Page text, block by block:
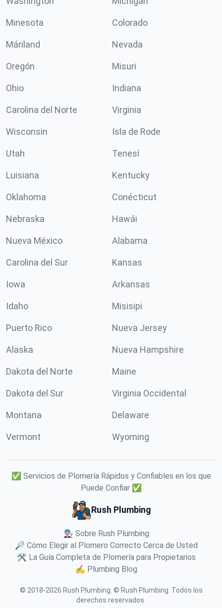
Minesota Colorado
Máriland Nevada
Oregón Misuri
Ohio Indiana
Carolina del Norte Virginia
Wisconsin Isla de Rode
Utah Tenesí
Luisiana Kentucky
Oklahoma Conécticut
Nebraska Hawái
Nueva México Alabama
Carolina del Sur Kansas
Iowa Arkansas
Idaho Misisipi
Puerto Rico Nueva Jersey
Alaska Nueva Hampshire
Dakota del Norte Maine
Dakota del Sur Virginia Occidental
Montana Delaware
Vermont Wyoming
✅ Servicios de Plomería Rápidos y Confiables en los que
Puede Confiar ✅
Rush Plumbing
👨🏼‍🔧 Sobre Rush Plumbing
🔎 Cómo Elegir al Plomero Correcto Cerca de Usted
🛠️ La Guía Completa de Plomería para Propietarios
✍️ Plumbing Blog
© 2018-2026 Rush Plumbing © Rush Plumbing. Todos los
derechos reservados.